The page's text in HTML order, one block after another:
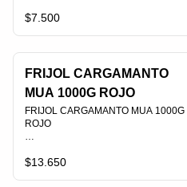
$7.500
FRIJOL CARGAMANTO
MUA 1000G ROJO
FRIJOL CARGAMANTO MUA 1000G
ROJO
$13.650